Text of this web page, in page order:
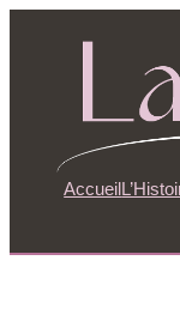
Accueil